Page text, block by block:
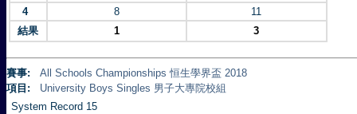
4
8
11
結果
1 3
賽事:
All Schools Championships 恒生學界盃 2018
項目:
University Boys Singles 男子大專院校組
System Record 15